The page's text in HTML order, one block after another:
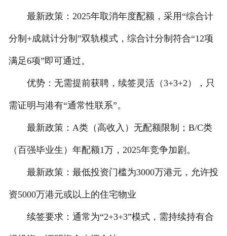
最新政策：2025年取消年度配额，采用“综合计
分制+成就计分制”双轨模式，综合计分制符合“12项
满足6项”即可通过。
优势：无需提前获聘，续签灵活（3+3+2），只
需证明与港有“通常性联系”。
最新政策：A类（高收入）无配额限制；B/C类
（百强毕业生）年配额1万，2025年竞争加剧。
最新政策：最低投资门槛为3000万港元，允许投
资5000万港元或以上的住宅物业
续签要求：通常为“2+3+3”模式，需持续持有合